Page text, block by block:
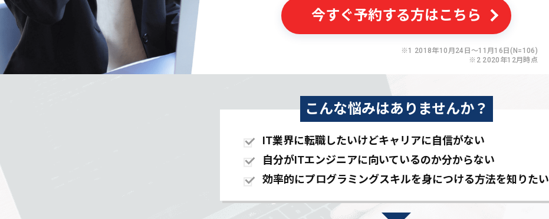
今すぐ予約する方はこちら
※1 2018年10月24日〜11月16日(N=106)
※2 2020年12月時点
こんな悩みはありませんか？
IT業界に転職したいけどキャリアに自信がない
自分がITエンジニアに向いているのか分からない
効率的にプログラミングスキルを身につける方法を知りたい